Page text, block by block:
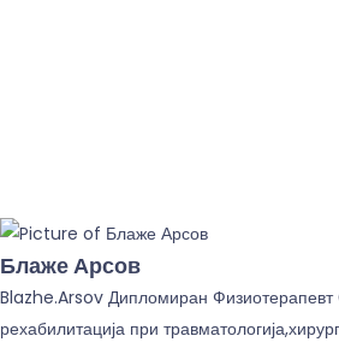
Блаже Арсов
Blazhe.Arsov Дипломиран Физиотерапевт
рехабилитација при